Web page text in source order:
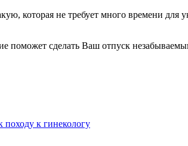
которая не требует много времени
поможет сделать Ваш отпуск
походу к гинекологу